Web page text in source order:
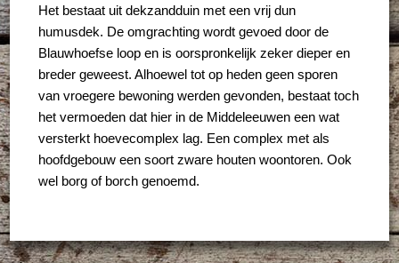
Het bestaat uit dekzandduin met een vrij dun
humusdek. De omgrachting wordt gevoed door de
Blauwhoefse loop en is oorspronkelijk zeker dieper en
breder geweest. Alhoewel tot op heden geen sporen
van vroegere bewoning werden gevonden, bestaat toch
het vermoeden dat hier in de Middeleeuwen een wat
versterkt hoevecomplex lag. Een complex met als
hoofdgebouw een soort zware houten woontoren. Ook
wel borg of borch genoemd.